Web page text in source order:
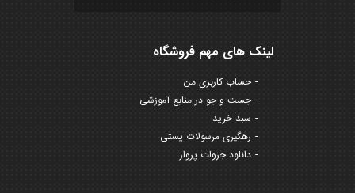
لینک های مهم فروشگاه
حساب کاربری من
جست و جو در منابع آموزشی
سبد خرید
رهگیری مرسولات پستی
دانلود جزوات پرواز